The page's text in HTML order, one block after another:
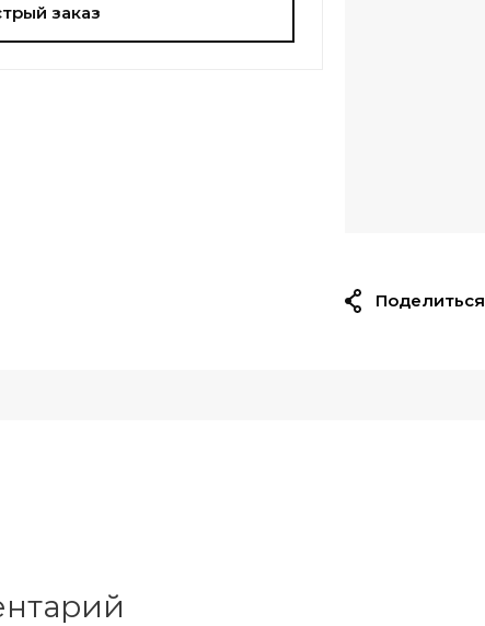
заказ
Поделиться